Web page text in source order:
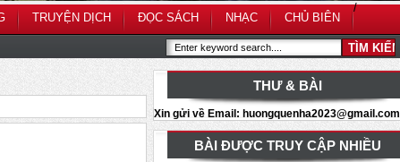
TRUYỆN DỊCH
/
ĐỌC SÁCH NHẠC CHỦ BIÊN
THƯ & BÀI
Xin gửi về Email: huongquenha2023@gmail.com
BÀI ĐƯỢC TRUY CẬP NHIỀU